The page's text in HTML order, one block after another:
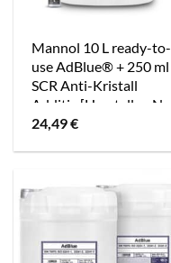
Mannol 10 L ready-to-
use AdBlue® + 250 ml
SCR Anti-Kristall
Additiv [Hersteller-Nr.
40984988]
24,49€